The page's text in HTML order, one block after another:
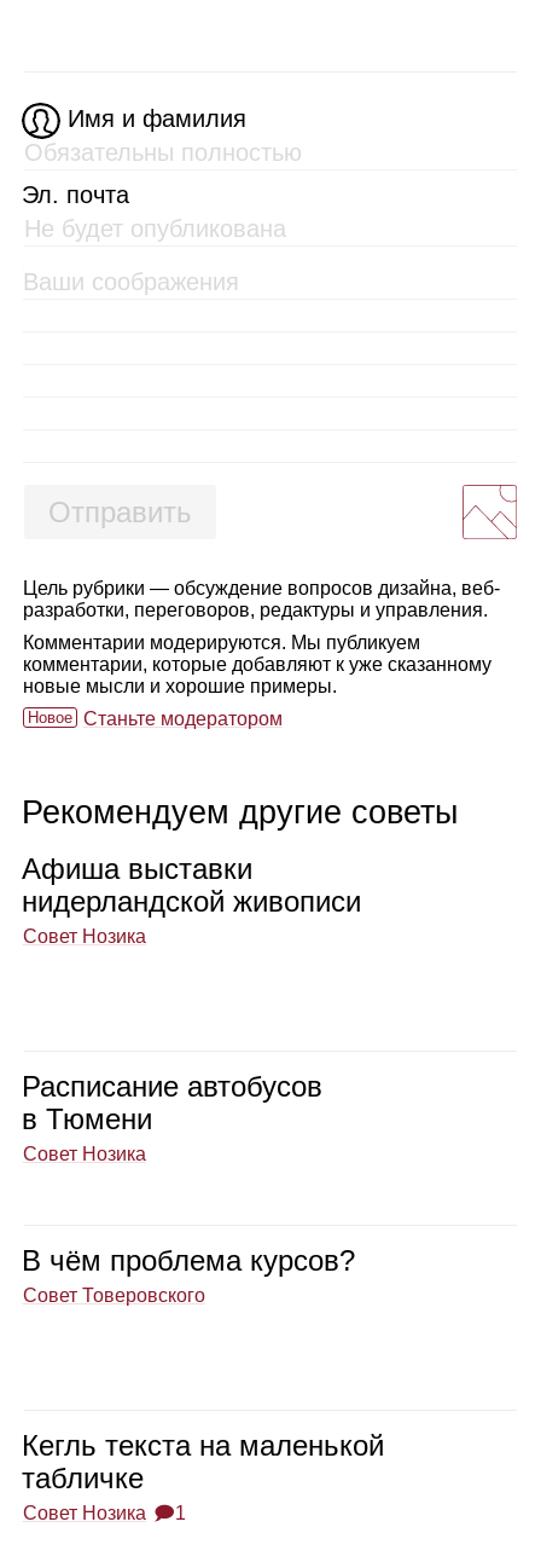
Имя и фамилия
Эл. почта
Отправить
Цель рубрики — обсуждение вопросов дизайна, веб-
разработки, переговоров, редактуры и управления.
Комментарии модерируются. Мы публикуем
комментарии, которые добавляют к уже сказанному
новые мысли и хорошие примеры.
Новое Станьте модератором
Рекомендуем другие советы
Афиша выставки
нидер­ланд­ской живо­писи
Совет Нозика
Рас­пи­са­ние авто­бу­сов
в Тюмени
Совет Нозика
В чём про­блема кур­сов?
Совет Товеровского
Кегль тек­ста на малень­кой
таб­личке
Совет Нозика 🗩1